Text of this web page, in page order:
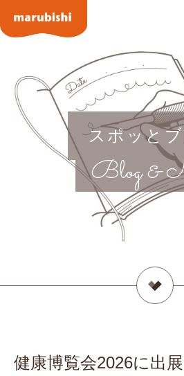
スポッと
Blog &
健康博覧会2026に出